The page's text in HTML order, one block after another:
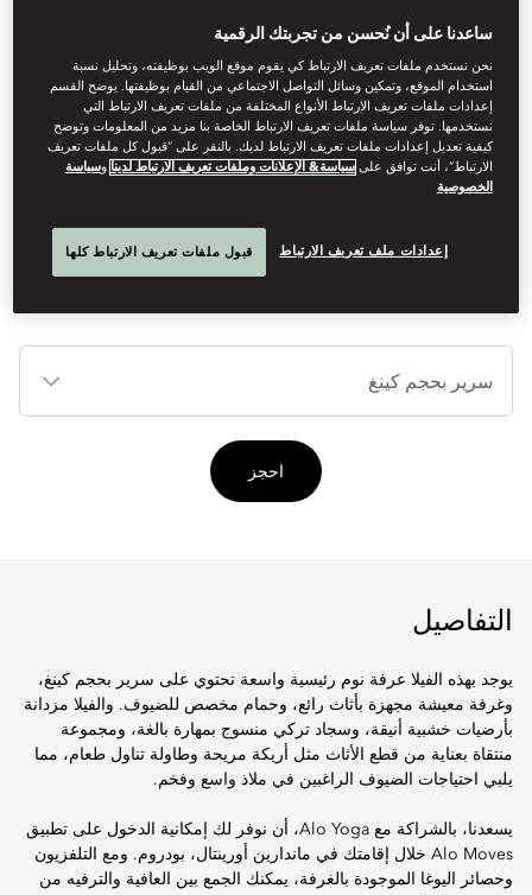
الفيلا التركواز
تتضمن هذه الفيلا الرائعة التي تحتوي على غرفة نوم واحدة تراسًا خارجيًا
منفصل مع حمام سباحة خاص مسخن. الحمامات أشبه بالملاذات الهادئة،
حيث تحتوي على حمام بخار، وحوض استحمام واسع، ومساحة تزيين
احجز
التفاصيل
يوجد بهذه الفيلا عرفة نوم رئيسية واسعة تحتوي على سرير بحجم كينغ،
وغرفة معيشة مجهزة بأثاث رائع، وحمام مخصص للضيوف. والفيلا مزدانة
بأرضيات خشبية أنيقة، وسجاد تركي منسوج بمهارة بالغة، ومجموعة
منتقاة بعناية من قطع الأثاث مثل أريكة مريحة وطاولة تناول طعام، مما
يلبي احتياجات الضيوف الراغبين في ملاذ واسع وفخم.
يسعدنا، بالشراكة مع Alo Yoga، أن نوفر لك إمكانية الدخول على تطبيق
Alo Moves خلال إقامتك في ماندارين أورينتال، بودروم. ومع التلفزيون
وحصائر اليوغا الموجودة بالغرفة، يمكنك الجمع بين العافية والترفيه من
ساعدنا على أن نُحسن من تجربتك الرقمية
نحن نستخدم ملفات تعريف الارتباط كي يقوم موقع الويب بوظيفته، وتحليل نسبة
استخدام الموقع، وتمكين وسائل التواصل الاجتماعي من القيام بوظيفتها. يوضح القسم
إعدادات ملفات تعريف الارتباط الأنواع المختلفة من ملفات تعريف الارتباط التي
نستخدمها. توفر سياسة ملفات تعريف الارتباط الخاصة بنا مزيد من المعلومات وتوضح
كيفية تعديل إعدادات ملفات تعريف الارتباط لديك. بالنقر على “قبول كل ملفات تعريف
الارتباط”، أنت توافق علىسياسة& الإعلانات وملفات تعريف الارتباط لدينا وسياسة
الخصوصية
إعدادات ملف تعريف الارتباط قبول ملفات تعريف الارتباط كلها